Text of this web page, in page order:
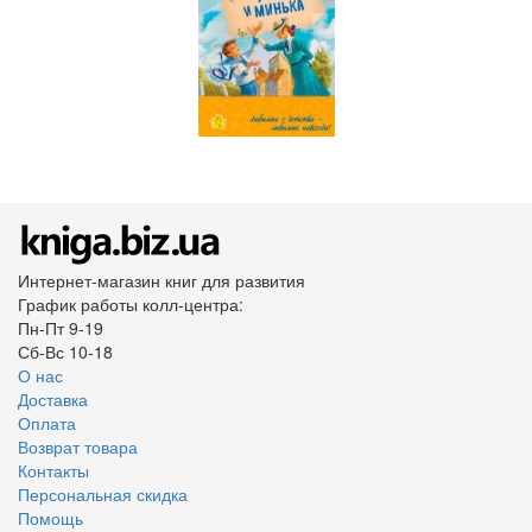
Интернет-магазин книг для развития
График работы колл-центра:
Пн-Пт 9-19
Сб-Вс 10-18
О нас
Доставка
Оплата
Возврат товара
Контакты
Персональная скидка
Помощь